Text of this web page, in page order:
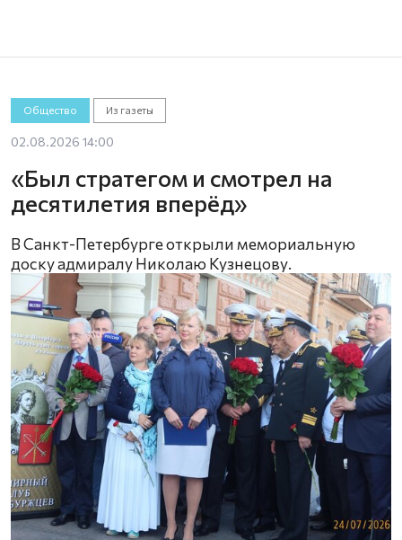
Общество Из газеты
02.08.2026 14:00
«Был стратегом и смотрел на
десятилетия вперёд»
В Санкт-Петербурге открыли мемориальную
доску адмиралу Николаю Кузнецову.